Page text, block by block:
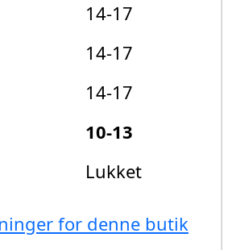
14-17
14-17
14-17
10-13
Lukket
for denne butik